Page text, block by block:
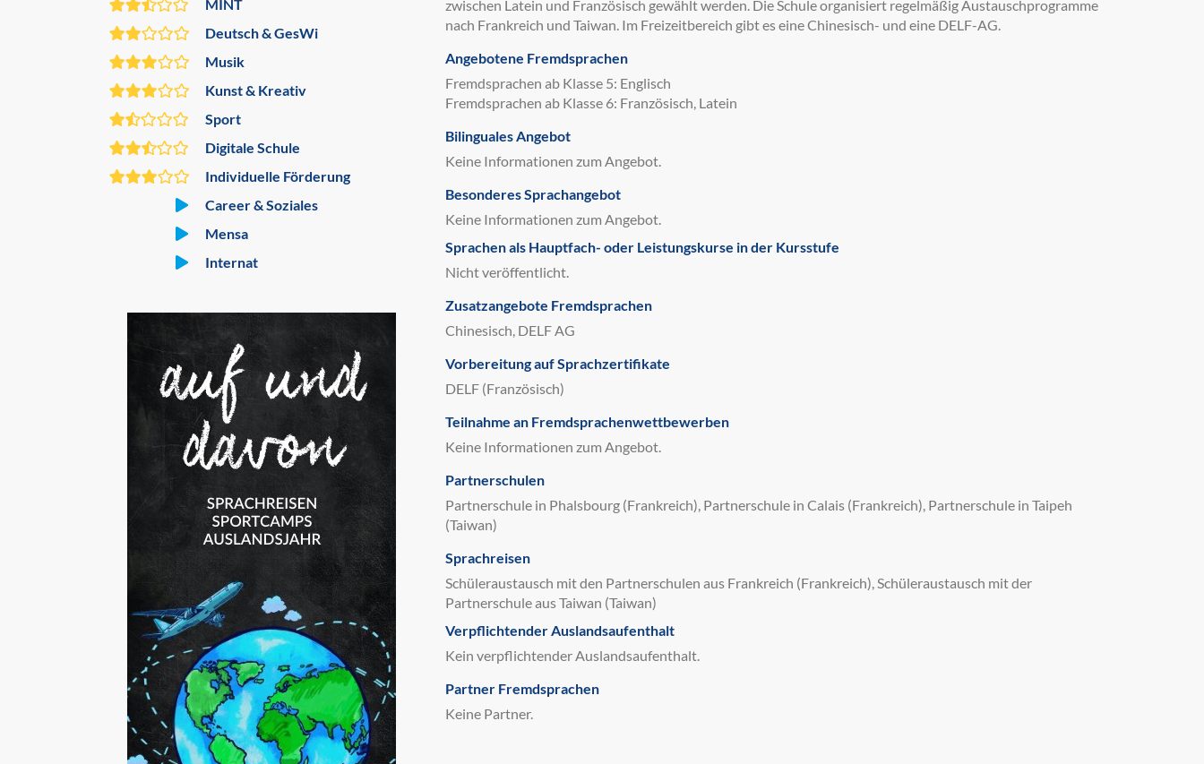
MINT
Deutsch & GesWi
Musik
Kunst & Kreativ
Sport
Digitale Schule
Individuelle Förderung
Career & Soziales
Mensa
Internat
zwischen Latein und Französisch gewählt werden. Die Schule organisiert regelmäßig Austauschprogramme
nach Frankreich und Taiwan. Im Freizeitbereich gibt es eine Chinesisch- und eine DELF-AG.
Angebotene Fremdsprachen
Fremdsprachen ab Klasse 5: Englisch
Fremdsprachen ab Klasse 6: Französisch, Latein
Bilinguales Angebot
Keine Informationen zum Angebot.
Besonderes Sprachangebot
Keine Informationen zum Angebot.
Sprachen als Hauptfach- oder Leistungskurse in der Kursstufe
Nicht veröffentlicht.
Zusatzangebote Fremdsprachen
Chinesisch, DELF AG
Vorbereitung auf Sprachzertifikate
DELF (Französisch)
Teilnahme an Fremdsprachenwettbewerben
Keine Informationen zum Angebot.
Partnerschulen
Partnerschule in Phalsbourg (Frankreich), Partnerschule in Calais (Frankreich), Partnerschule in Taipeh
(Taiwan)
Sprachreisen
Schüleraustausch mit den Partnerschulen aus Frankreich (Frankreich), Schüleraustausch mit der
Partnerschule aus Taiwan (Taiwan)
Verpflichtender Auslandsaufenthalt
Kein verpflichtender Auslandsaufenthalt.
Partner Fremdsprachen
Keine Partner.